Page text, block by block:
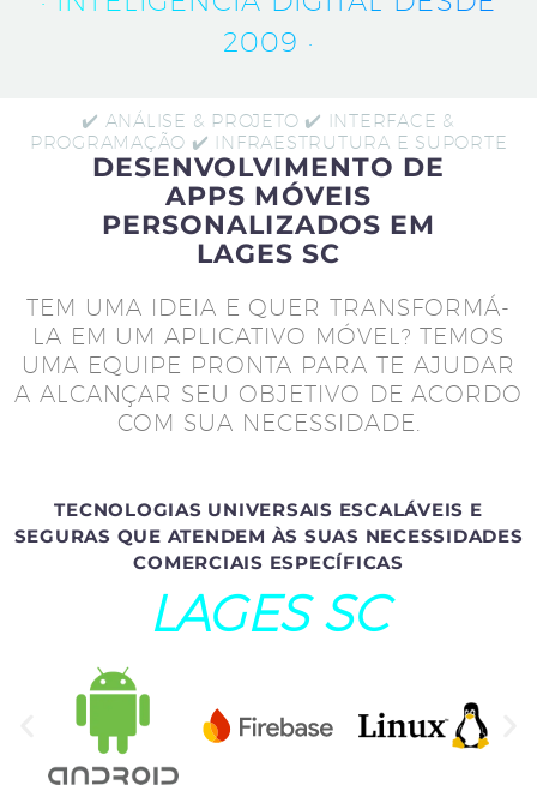
2009 ·
✔️ ANÁLISE & PROJETO ✔️ INTERFACE &
PROGRAMAÇÃO ✔️ INFRAESTRUTURA E SUPORTE
DESENVOLVIMENTO DE
APPS MÓVEIS
PERSONALIZADOS EM
LAGES SC
TEM UMA IDEIA E QUER TRANSFORMÁ-
LA EM UM APLICATIVO MÓVEL? TEMOS
UMA EQUIPE PRONTA PARA TE AJUDAR
A ALCANÇAR SEU OBJETIVO DE ACORDO
COM SUA NECESSIDADE.
TECNOLOGIAS UNIVERSAIS ESCALÁVEIS E
SEGURAS QUE ATENDEM ÀS SUAS NECESSIDADES
COMERCIAIS ESPECÍFICAS
LAGES SC